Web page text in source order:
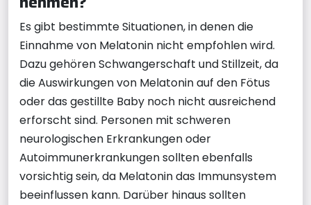
Es gibt bestimmte Situationen, in denen die
Einnahme von Melatonin nicht empfohlen wird.
Dazu gehören Schwangerschaft und Stillzeit, da
die Auswirkungen von Melatonin auf den Fötus
oder das gestillte Baby noch nicht ausreichend
erforscht sind. Personen mit schweren
neurologischen Erkrankungen oder
Autoimmunerkrankungen sollten ebenfalls
vorsichtig sein, da Melatonin das Immunsystem
beeinflussen kann. Darüber hinaus sollten